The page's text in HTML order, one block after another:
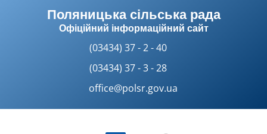
Поляницька сільська рада
Офіційний інформаційний сайт
(03434) 37 - 2 - 40
(03434) 37 - 3 - 28
office@polsr.gov.ua